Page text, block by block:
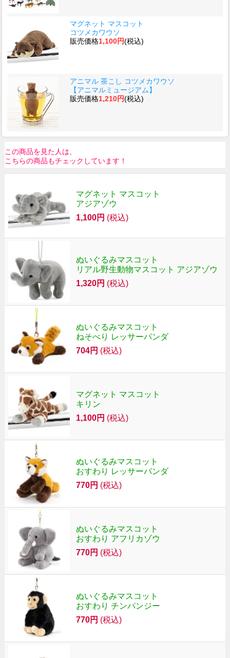
マグネット マスコット
コツメカワウソ
販売価格1,100円(税込)
アニマル 茶こし コツメカワウソ
【アニマルミュージアム】
販売価格1,210円(税込)
この商品を見た人は、
こちらの商品もチェックしています！
マグネット マスコット
アジアゾウ
1,100円 (税込)
ぬいぐるみマスコット
リアル野生動物マスコット アジアゾウ
1,320円 (税込)
ぬいぐるみマスコット
ねそべり レッサーパンダ
704円 (税込)
マグネット マスコット
キリン
1,100円 (税込)
ぬいぐるみマスコット
おすわり レッサーパンダ
770円 (税込)
ぬいぐるみマスコット
おすわり アフリカゾウ
770円 (税込)
ぬいぐるみマスコット
おすわり チンパンジー
770円 (税込)